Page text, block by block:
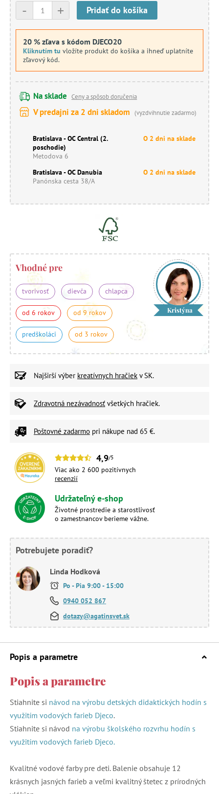
+
- Pridať do košíka
20 % zľava s kódom DJECO20
Kliknutím tu vložíte produkt do košíka a ihneď uplatníte
zľavový kód.
Na sklade Ceny a spôsob doručenia
V predajni za 2 dni skladom (vyzdvihnutie zadarmo)
Bratislava - OC Central (2.
poschodie)
Metodova 6
O 2 dni na sklade
Bratislava - OC Danubia
Panónska cesta 38/A
O 2 dni na sklade
Vhodné pre
tvorivosť dievča chlapca
od 6 rokov od 9 rokov
predškoláci od 3 rokov
Kristýna
Najširší výber kreatívnych hračiek v SK.
Zdravotná nezávadnosť všetkých hračiek.
Poštovné zadarmo pri nákupe nad 65 €.
4,9/5
Viac ako 2 600 pozitívnych
recenzií
Udržateľný e-shop
Životné prostredie a starostlivosť
o zamestnancov berieme vážne.
Potrebujete poradiť?
Linda Hodková
Po - Pia 9:00 - 15:00
0940 052 867
dotazy@agatinsvet.sk
Popis a parametre
Popis a parametre
Stiahnite si návod na výrobu detských didaktických hodín s
využitím vodových farieb Djeco.
Stiahnite si návod na výrobu školského rozvrhu hodín s
využitím vodových farieb Djeco.
Kvalitné vodové farby pre deti. Balenie obsahuje 12
krásnych jasných farieb a veľmi kvalitný štetec z prírodných